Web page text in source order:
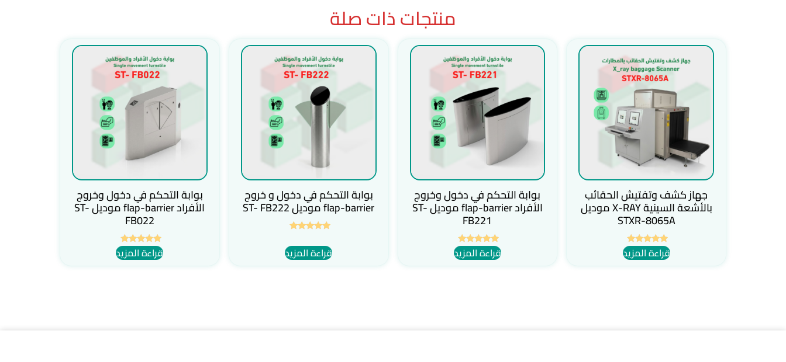
منتجات ذات صلة
جهاز كشف وتفتيش الحقائب
بالأشعة السينية X-RAY موديل
STXR-8065A
تم التقييم
5.00
قراءة المزيد
بوابة التحكم في دخول وخروج
الأفراد flap-barrier موديل ST-
FB221
تم التقييم
5.00
قراءة المزيد
بوابة التحكم في دخول و خروج
flap-barrier موديل ST- FB222
5.00
من 5
قراءة المزيد
بوابة التحكم في دخول وخروج
الأفراد flap-barrier موديل ST-
FB022
تم التقييم
5.00
قراءة المزيد